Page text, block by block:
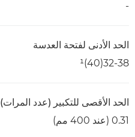
-
الحد الأدنى لفتحة العدسة
32-38(40)¹
الحد الأقصى للتكبير (عدد المرات)
0.31 (عند 400 مم)